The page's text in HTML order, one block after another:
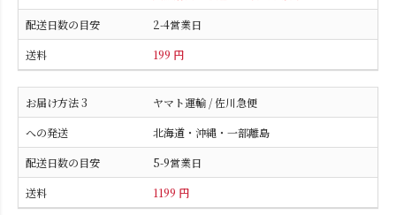
2-4営業日
199 円
ヤマト運輸 / 佐川急便
北海道・沖縄・一部離島
5-9営業日
1199 円